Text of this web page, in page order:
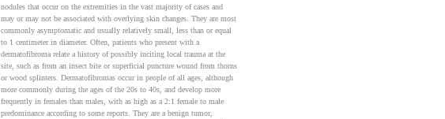
nodules that occur on the extremities in the vast majority of cases and
may or may not be associated with overlying skin changes. They are most
commonly asymptomatic and usually relatively small, less than or equal
to 1 centimeter in diameter. Often, patients who present with a
dermatofibroma relate a history of possibly inciting local trauma at the
site, such as from an insect bite or superficial puncture wound from thorns
or wood splinters. Dermatofibromas occur in people of all ages, although
more commonly during the ages of the 20s to 40s, and develop more
frequently in females than males, with as high as a 2:1 female to male
predominance according to some reports. They are a benign tumor,